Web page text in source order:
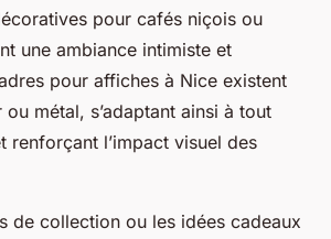
pour cafés niçois ou
une ambiance intimiste et
pour affiches à Nice existent
métal, s’adaptant ainsi à tout
renforçant l’impact visuel des
de collection ou les idées cadeaux